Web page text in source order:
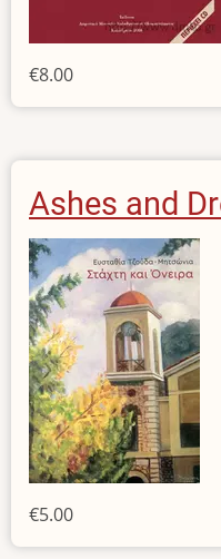
€8.00
Ashes and
€5.00